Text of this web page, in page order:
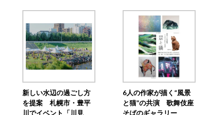
新しい水辺の過ごし方
を提案 札幌市・豊平
川でイベント「川見
6人の作家が描く“風景
と猫”の共演 歌舞伎座
そばのギャラリー